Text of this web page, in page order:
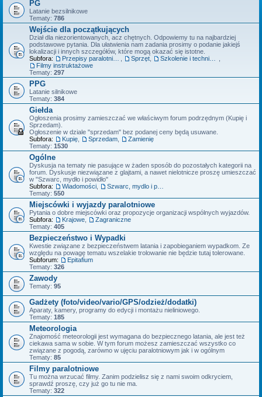
PG
Latanie bezsilnikowe
Tematy: 786
Wejście dla początkujących
Dział dla niezorientowanych, acz chętnych. Odpowiemy tu na najbardziej
podstawowe pytania. Dla ułatwienia nam zadania prosimy o podanie jakiejś
lokalizacji i innych szczegółów, które mogą okazać się istotne.
Subfora:
Sprzęt
Filmy instruktażowe
Tematy: 297
PPG
Latanie silnikowe
Tematy: 384
Giełda
Ogłoszenia prosimy zamieszczać we właściwym forum podrzędnym (Kupię i
Sprzedam).
Ogłoszenie w dziale "sprzedam" bez podanej ceny będą usuwane.
Subfora:
Kupię Sprzedam
Zamienię
Tematy: 1530
Ogólne
Dyskusja na tematy nie pasujące w żaden sposób do pozostałych kategorii na
forum. Dyskusje niezwiązane z glajtami, a nawet nielotnicze proszę umieszczać
w "Szwarc, mydło i powidło"
Subfora:
Wiadomości
Tematy: 550
Miejscówki i wyjazdy paralotniowe
Pytania o dobre miejscówki oraz propozycje organizacji wspólnych wyjazdów.
Subfora:
Krajowe
Zagraniczne
Tematy: 405
Bezpieczeństwo i Wypadki
Kwestie związane z bezpieczeństwem latania i zapobieganiem wypadkom. Ze
względu na powagę tematu wszelakie trolowanie nie będzie tutaj tolerowane.
Subforum:
Epitafium
Tematy: 326
Zawody
Tematy: 95
Gadżety (foto/video/vario/GPS/odzież/dodatki)
Aparaty, kamery, programy do edycji i montażu nieliniowego.
Tematy: 185
Meteorologia
Znajomość meteorologii jest wymagana do bezpiecznego latania, ale jest też
ciekawa sama w sobie. W tym forum możesz zamieszczać wszystko co
związane z pogodą, zarówno w ujęciu paralotniowym jak i w ogólnym
Tematy: 85
Filmy paralotniowe
Tu można wrzucać filmy. Zanim podzielisz się z nami swoim odkryciem,
sprawdź proszę, czy już go tu nie ma.
Tematy: 322